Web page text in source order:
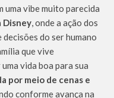
uma vibe muito parecida
Disney, onde a ação dos
do ser humano
que vive
vida boa para sua
por meio de cenas e
conforme avança na